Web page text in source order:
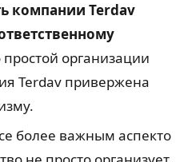
компании Terdav
организации
Terdav привержена
более важным аспектом